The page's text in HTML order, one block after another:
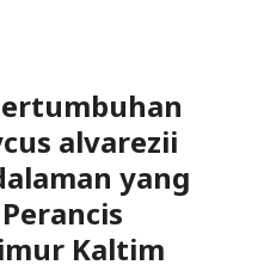
alvarezii
yang
Kaltim